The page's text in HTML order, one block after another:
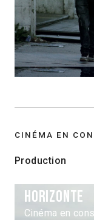
CINÉMA EN
Production
Horizonte
Cinéma en